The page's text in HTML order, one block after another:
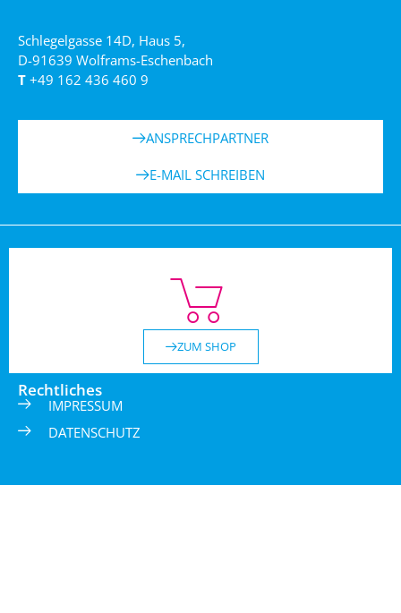
Schlegelgasse 14D, Haus 5,
D-91639 Wolframs-Eschenbach
T +49 162 436 460 9
ANSPRECHPARTNER
E-MAIL SCHREIBEN
ZUM SHOP
Rechtliches
IMPRESSUM
DATENSCHUTZ